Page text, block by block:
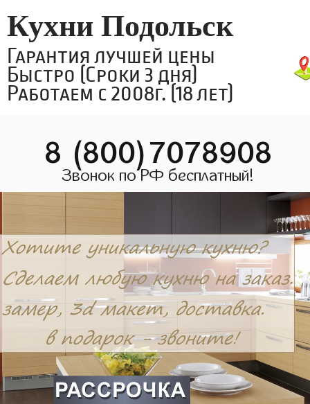
Кухни Подольск
Гарантия лучшей цены
Быстро (Сроки 3 дня)
Работаем с 2008г. (18 лет)
8 (800)7078908
Звонок по РФ бесплатный!